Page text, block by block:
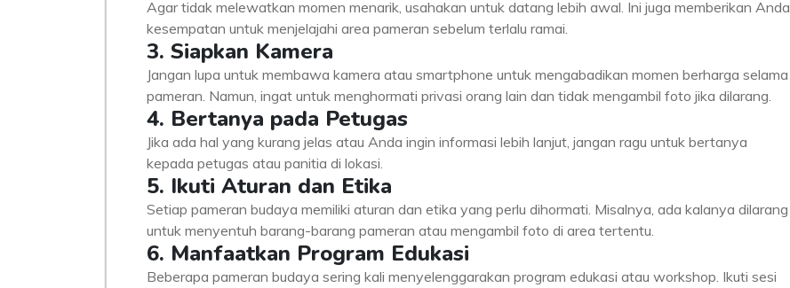
Agar tidak melewatkan momen menarik, usahakan untuk datang lebih awal. Ini juga memberikan Anda
kesempatan untuk menjelajahi area pameran sebelum terlalu ramai.
3. Siapkan Kamera
Jangan lupa untuk membawa kamera atau smartphone untuk mengabadikan momen berharga selama
pameran. Namun, ingat untuk menghormati privasi orang lain dan tidak mengambil foto jika dilarang.
4. Bertanya pada Petugas
Jika ada hal yang kurang jelas atau Anda ingin informasi lebih lanjut, jangan ragu untuk bertanya
kepada petugas atau panitia di lokasi.
5. Ikuti Aturan dan Etika
Setiap pameran budaya memiliki aturan dan etika yang perlu dihormati. Misalnya, ada kalanya dilarang
untuk menyentuh barang-barang pameran atau mengambil foto di area tertentu.
6. Manfaatkan Program Edukasi
Beberapa pameran budaya sering kali menyelenggarakan program edukasi atau workshop. Ikuti sesi